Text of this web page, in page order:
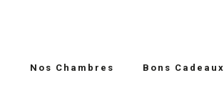
Nos Chambres Bons Cadeaux